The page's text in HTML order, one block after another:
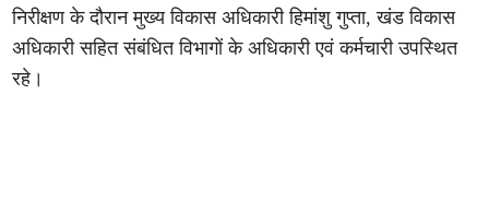
निरीक्षण के दौरान मुख्य विकास अधिकारी हिमांशु गुप्ता, खंड विकास
अधिकारी सहित संबंधित विभागों के अधिकारी एवं कर्मचारी उपस्थित
रहे।